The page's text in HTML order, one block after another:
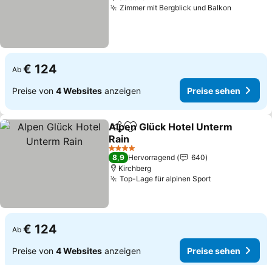
Zimmer mit Bergblick und Balkon
Ab € 124
Preise von 4 Websites anzeigen Preise sehen
TeilenZu Favoriten hinzufügen
Alpen Glück Hotel Unterm
Rain
Preise sehen
4 Sterne
8,9 Hervorragend
640
Kirchberg
Top-Lage für alpinen SportPreise sehen
Ab € 124
Preise von 4 Websites anzeigen Preise sehen